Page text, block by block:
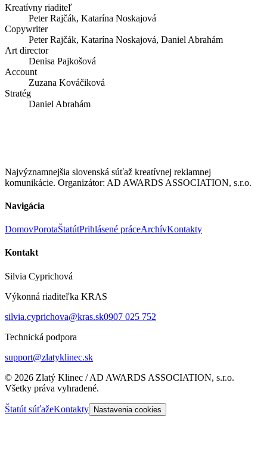
Kreatívny riaditeľ
Peter Rajčák, Katarína Noskajová
Copywriter
Peter Rajčák, Katarína Noskajová, Daniel Abrahám
Art director
Denisa Pajkošová
Account
Zuzana Kováčiková
Stratég
Daniel Abrahám
Najvýznamnejšia slovenská súťaž kreatívnej reklamnej
komunikácie. Organizátor: AD AWARDS ASSOCIATION, s.r.o.
Navigácia
DomovPorotaŠtatútPrihlásené práceArchívKontakty
Kontakt
Silvia Cyprichová
Výkonná riaditeľka KRAS
silvia.cyprichova@kras.sk0907 025 752
Technická podpora
support@zlatyklinec.sk
© 2026 Zlatý Klinec / AD AWARDS ASSOCIATION, s.r.o.
Všetky práva vyhradené.
Štatút súťažeKontakty Nastavenia cookies